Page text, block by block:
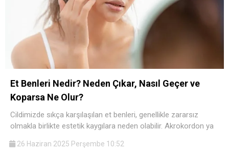
Et Benleri Nedir? Neden Çıkar, Nasıl Geçer ve
Koparsa Ne Olur?
Cildimizde sıkça karşılaşılan et benleri, genellikle zararsız
olmakla birlikte estetik kaygılara neden olabilir. Akrokordon ya
26 Haziran 2025 Perşembe 10:52